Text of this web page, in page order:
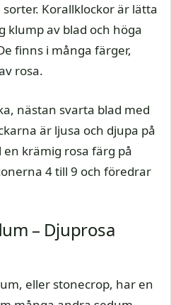
Korallklockor är lätta
klump av blad och höga
finns i många färger,
rosa.
nästan svarta blad med
är ljusa och djupa på
krämig rosa färg på
4 till 9 och föredrar
– Djuprosa
eller stonecrop, har en